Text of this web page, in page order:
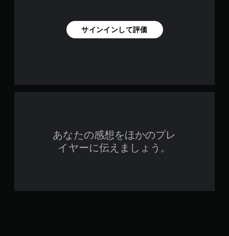
サインインして評価
あなたの感想をほかのプレ
イヤーに伝えましょう。